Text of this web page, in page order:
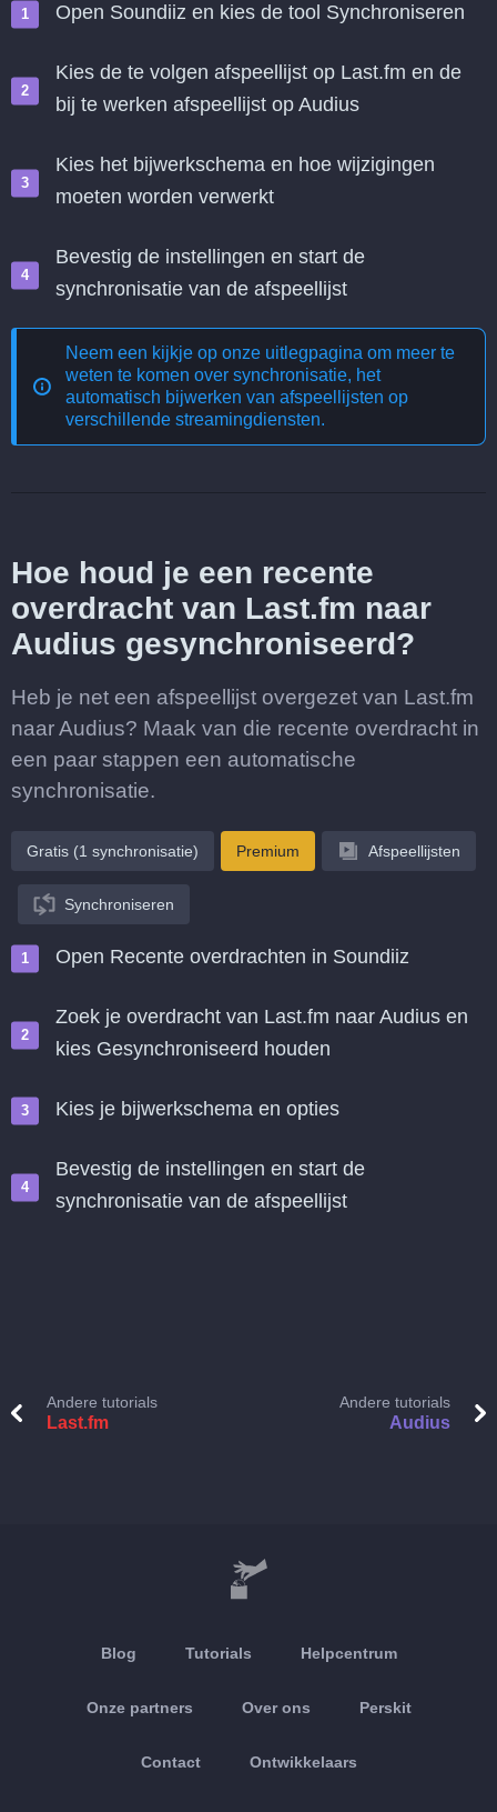
Open Soundiiz en kies de tool Synchroniseren
Kies de te volgen afspeellijst op Last.fm en de
bij te werken afspeellijst op Audius
Kies het bijwerkschema en hoe wijzigingen
moeten worden verwerkt
Bevestig de instellingen en start de
synchronisatie van de afspeellijst
Neem een kijkje op onze uitlegpagina om meer te
weten te komen over synchronisatie, het
automatisch bijwerken van afspeellijsten op
verschillende streamingdiensten.
Hoe houd je een recente
overdracht van Last.fm naar
Audius gesynchroniseerd?
Heb je net een afspeellijst overgezet van Last.fm
naar Audius? Maak van die recente overdracht in
een paar stappen een automatische
synchronisatie.
Gratis (1 synchronisatie) Premium Afspeellijsten
Synchroniseren
Open Recente overdrachten in Soundiiz
Zoek je overdracht van Last.fm naar Audius en
kies Gesynchroniseerd houden
Kies je bijwerkschema en opties
Bevestig de instellingen en start de
synchronisatie van de afspeellijst
Andere tutorials
Last.fm
Andere tutorials
Audius
Blog Tutorials Helpcentrum
Onze partners Over ons Perskit
Contact Ontwikkelaars